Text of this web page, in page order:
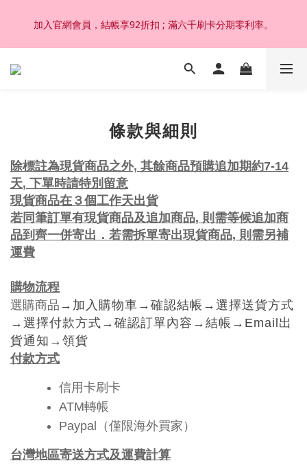
加入官網會員，結帳享92折扣 ; 滿六千刷卡分期零利率。
加入官網會員，結帳享92折扣 ; 滿六千刷卡分期零利率。
韓國設計製作。純14K 18K金，非鍍金非注金；洗澡，運動(汗
加入官網會員，結帳享92折扣 ; 滿六千刷卡分期零利率。
條款與細則
除標註為現貨商品之外, 其餘商品預購追加期約7-14
天, 下單時請特別留意
現貨商品在３個工作天出貨
若同筆訂單有現貨商品及追加商品, 則需等候追加商
品到齊一併寄出．若需拆單寄出現貨商品, 則需另補
運費
購物流程
選購商品 → 加入購物車 → 確認結帳 → 選擇送貨方式
→ 選擇付款方式 → 確認訂單內容 → 結帳 →Email 出
貨通知 → 領貨
付款方式
信用卡刷卡
ATM轉帳
Paypal（僅限海外買家）
台灣地區寄送方式及運費計算